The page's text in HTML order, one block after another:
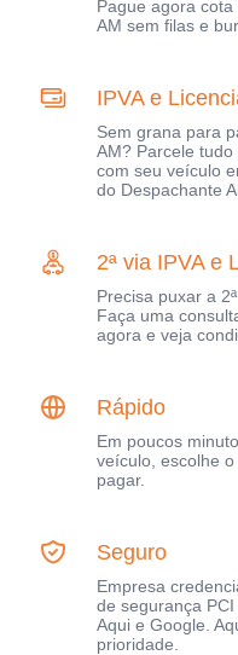
Pague agora
AM sem filas e
IPVA e
Sem grana para
AM? Parcele
com seu veículo
do Despachante
2ª via IPVA e
Precisa puxar a
Faça uma
agora e veja
Rápido
Em poucos
veículo, escolhe
pagar.
Seguro
Empresa
de segurança
Aqui e Google.
prioridade.